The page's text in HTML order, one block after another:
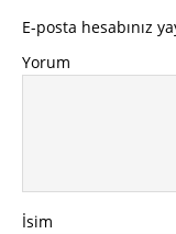
E-posta hesabınız
Yorum
İsim